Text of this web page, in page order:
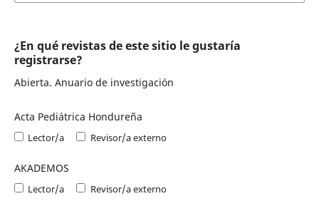
¿En qué revistas de este sitio le gustaría
registrarse?
Abierta. Anuario de investigación
Acta Pediátrica Hondureña
Lector/a Revisor/a externo
AKADEMOS
Lector/a Revisor/a externo